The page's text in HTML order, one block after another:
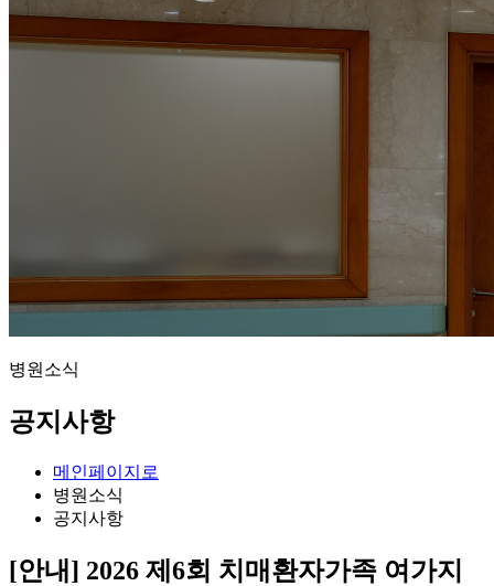
병원소식
공지사항
메인페이지로
병원소식
공지사항
[안내] 2026 제6회 치매환자가족 여가지